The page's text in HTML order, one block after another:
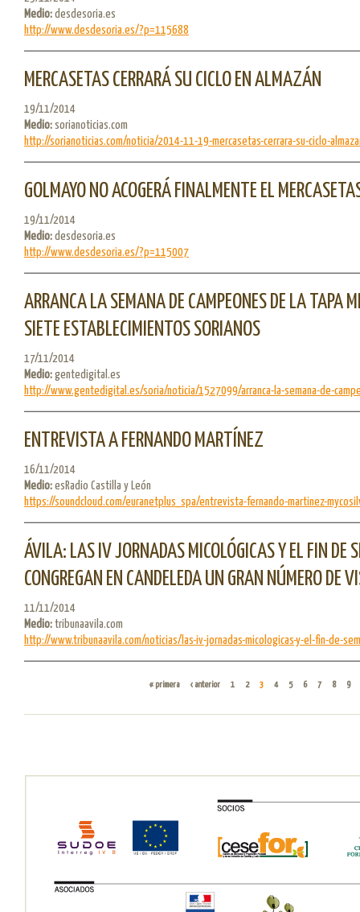
Medio:desdesoria.es
http://www.desdesoria.es/?p=115688
MERCASETAS CERRARÁ SU CICLO EN ALMAZÁN
19/11/2014
Medio:sorianoticias.com
http://sorianoticias.com/noticia/2014-11-19-mercasetas-cerrara-su-ciclo-
GOLMAYO NO ACOGERÁ FINALMENTE EL
19/11/2014
Medio:desdesoria.es
http://www.desdesoria.es/?p=115007
ARRANCA LA SEMANA DE CAMPEONES DE LA TAPA
SIETE ESTABLECIMIENTOS SORIANOS
17/11/2014
Medio:gentedigital.es
http://www.gentedigital.es/soria/noticia/1527099/arranca-la-semana-de-
ENTREVISTA A FERNANDO MARTÍNEZ
16/11/2014
Medio:esRadio Castilla y León
https://soundcloud.com/euranetplus_spa/entrevista-fernando-martinez-
ÁVILA: LAS IV JORNADAS MICOLÓGICAS Y EL FIN DE
CONGREGAN EN CANDELEDA UN GRAN NÚMERO DE
11/11/2014
Medio:tribunaavila.com
http://www.tribunaavila.com/noticias/las-iv-jornadas-micologicas-y-el-fin-de-
« primera ‹ anterior 1 2 3 4 5 6 7 8 9